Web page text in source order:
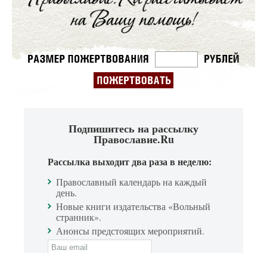
Подпишитесь на рассылку
Православие.Ru
Рассылка выходит два раза в неделю:
Православный календарь на каждый
день.
Новые книги издательства «Вольный
странник».
Анонсы предстоящих мероприятий.